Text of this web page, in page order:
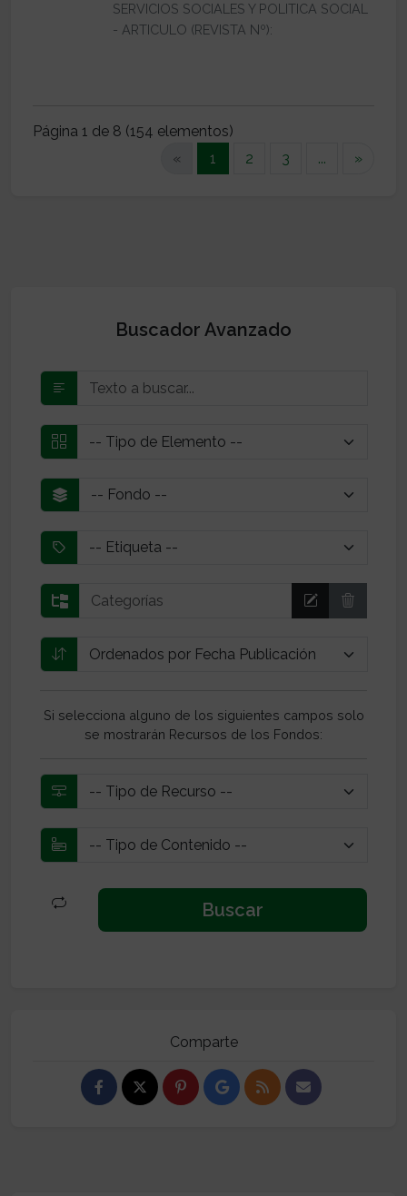
SERVICIOS SOCIALES Y POLITICA SOCIAL
- ARTICULO (REVISTA Nº):
Página 1 de 8 (154 elementos)
«
1 (current)
2 3 ... »
Buscador Avanzado
Si selecciona alguno de los siguientes campos solo
se mostrarán Recursos de los Fondos:
Comparte